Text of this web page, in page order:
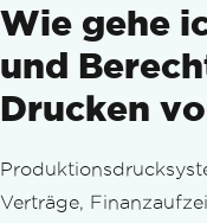
Wie gehe
und
Drucken
Verträge,